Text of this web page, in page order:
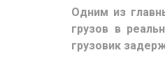
Одним из
грузов в
грузовик